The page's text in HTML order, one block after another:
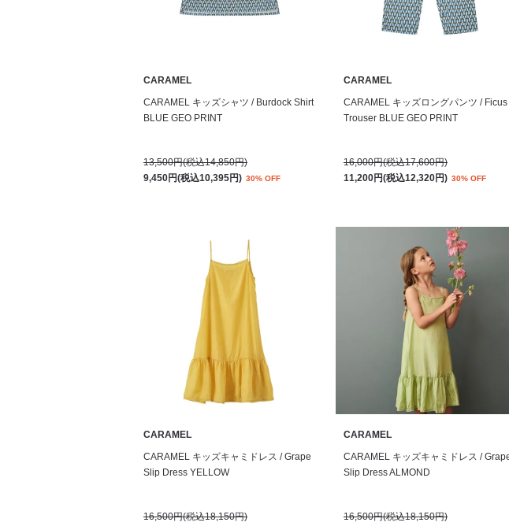
CARAMEL
CARAMEL キッズシャツ / Burdock Shirt
BLUE GEO PRINT
13,500円(税込14,850円)
9,450円(税込10,395円) 30% OFF
CARAMEL
CARAMEL キッズロングパンツ / Ficus
Trouser BLUE GEO PRINT
16,000円(税込17,600円)
11,200円(税込12,320円) 30% OFF
CARAMEL
CARAMEL キッズキャミドレス / Grape
Slip Dress YELLOW
16,500円(税込18,150円)
CARAMEL
CARAMEL キッズキャミドレス /
Slip Dress ALMOND
16,500円(税込18,150円)